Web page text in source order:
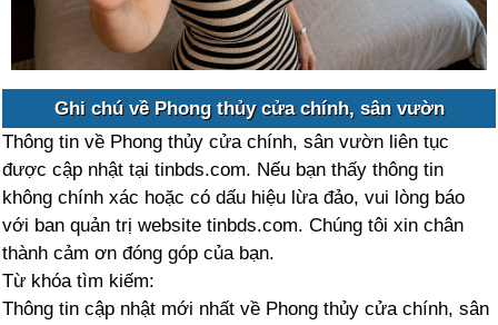
Ghi chú về Phong thủy cửa chính, sân vườn
Thông tin về Phong thủy cửa chính, sân vườn liên tục
được cập nhật tại tinbds.com. Nếu bạn thấy thông tin
không chính xác hoặc có dấu hiệu lừa đảo, vui lòng báo
với ban quản trị website tinbds.com. Chúng tôi xin chân
thành cảm ơn đóng góp của bạn.
Từ khóa tìm kiếm:
Thông tin cập nhật mới nhất về Phong thủy cửa chính, sân